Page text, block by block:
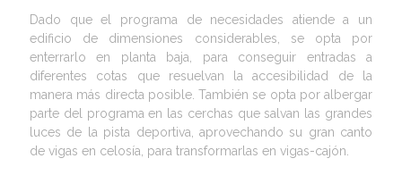
Dado que el programa de necesidades atiende a un
edificio de dimensiones considerables, se opta por
enterrarlo en planta baja, para conseguir entradas a
diferentes cotas que resuelvan la accesibilidad de la
manera más directa posible. También se opta por albergar
parte del programa en las cerchas que salvan las grandes
luces de la pista deportiva, aprovechando su gran canto
de vigas en celosía, para transformarlas en vigas-cajón.